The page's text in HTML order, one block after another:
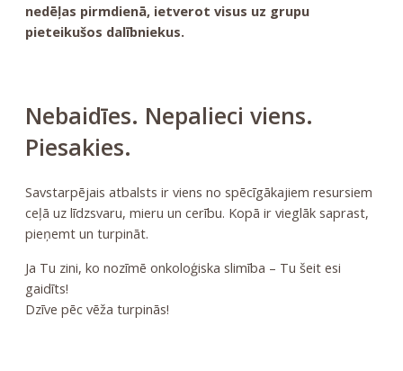
nedēļas pirmdienā, ietverot visus uz grupu
pieteikušos dalībniekus.
Nebaidīes. Nepalieci viens.
Piesakies.
Savstarpējais atbalsts ir viens no spēcīgākajiem resursiem
ceļā uz līdzsvaru, mieru un cerību. Kopā ir vieglāk saprast,
pieņemt un turpināt.
Ja Tu zini, ko nozīmē onkoloģiska slimība – Tu šeit esi
gaidīts!
Dzīve pēc vēža turpinās!